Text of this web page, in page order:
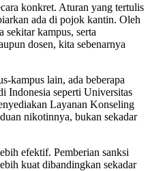
konkret. Aturan yang tertulis
ada di pojok kantin. Oleh
sekitar kampus, serta
dosen, kita sebenarnya
kampus lain, ada beberapa
Indonesia seperti Universitas
Layanan Konseling
nikotinnya, bukan sekadar
efektif. Pemberian sanksi
kuat dibandingkan sekadar